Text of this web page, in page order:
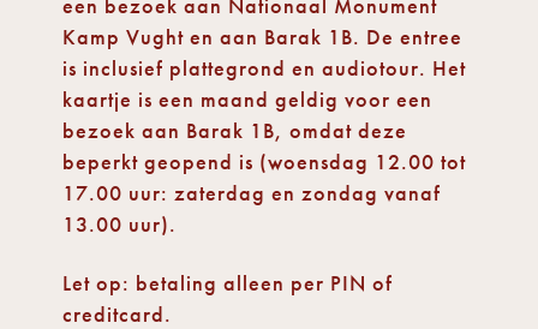
een bezoek aan Nationaal Monument
Kamp Vught en aan Barak 1B. De entree
is inclusief plattegrond en audiotour. Het
kaartje is een maand geldig voor een
bezoek aan Barak 1B, omdat deze
beperkt geopend is (woensdag 12.00 tot
17.00 uur: zaterdag en zondag vanaf
13.00 uur).
Let op: betaling alleen per PIN of
creditcard.